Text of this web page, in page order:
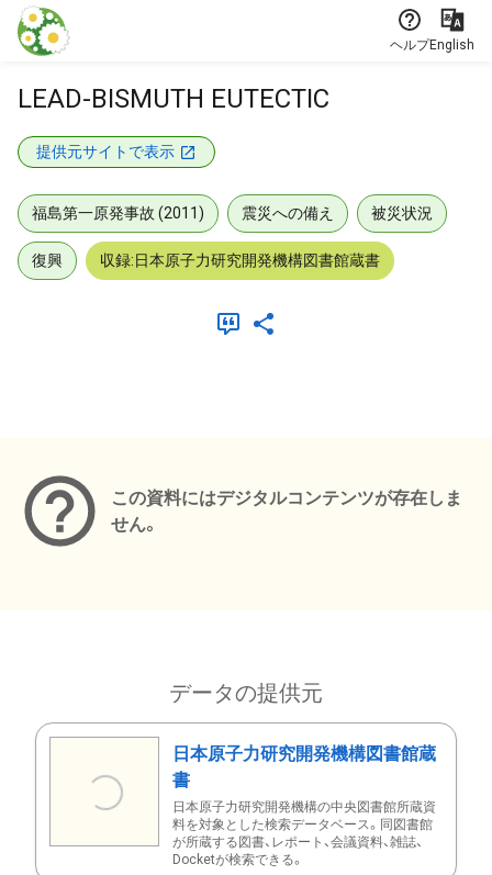
本文に飛ぶ
ヘルプEnglish
LEAD-BISMUTH EUTECTIC
提供元サイトで表示
福島第一原発事故 (2011) 震災への備え 被災状況
復興 収録:日本原子力研究開発機構図書館蔵書
この資料にはデジタルコンテンツが存在しま
せん。
データの提供元
日本原子力研究開発機構図書館蔵
書
日本原子力研究開発機構の中央図書館所蔵資
料を対象とした検索データベース。同図書館
が所蔵する図書、レポート、会議資料、雑誌、
Docketが検索できる。